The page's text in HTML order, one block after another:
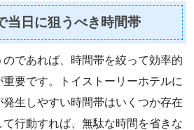
当日に狙うべき時間帯
であれば、時間帯を絞って効率的
要です。トイストーリーホテルに
生しやすい時間帯はいくつか存在
て行動すれば、無駄な時間を省きな